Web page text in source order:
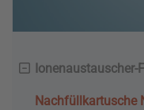
Ionenaustauscher-
Nachfüllkartusche